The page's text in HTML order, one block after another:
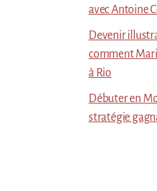
avec Antoine
Devenir
comment
à Rio
Débuter en
stratégie